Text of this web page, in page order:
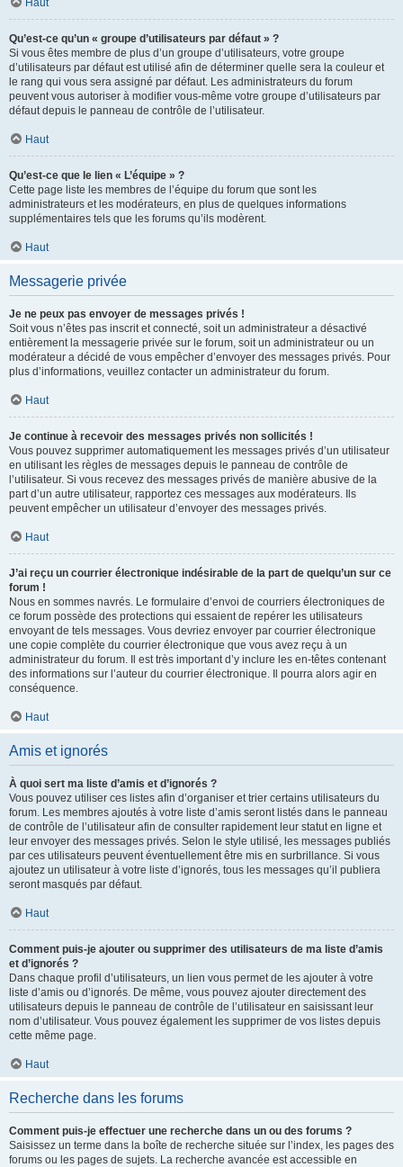
Haut
Qu’est-ce qu’un « groupe d’utilisateurs par défaut » ?
Si vous êtes membre de plus d’un groupe d’utilisateurs, votre groupe
d’utilisateurs par défaut est utilisé afin de déterminer quelle sera la couleur et
le rang qui vous sera assigné par défaut. Les administrateurs du forum
peuvent vous autoriser à modifier vous-même votre groupe d’utilisateurs par
défaut depuis le panneau de contrôle de l’utilisateur.
Haut
Qu’est-ce que le lien « L’équipe » ?
Cette page liste les membres de l’équipe du forum que sont les
administrateurs et les modérateurs, en plus de quelques informations
supplémentaires tels que les forums qu’ils modèrent.
Haut
Messagerie privée
Je ne peux pas envoyer de messages privés !
Soit vous n’êtes pas inscrit et connecté, soit un administrateur a désactivé
entièrement la messagerie privée sur le forum, soit un administrateur ou un
modérateur a décidé de vous empêcher d’envoyer des messages privés. Pour
plus d’informations, veuillez contacter un administrateur du forum.
Haut
Je continue à recevoir des messages privés non sollicités !
Vous pouvez supprimer automatiquement les messages privés d’un utilisateur
en utilisant les règles de messages depuis le panneau de contrôle de
l’utilisateur. Si vous recevez des messages privés de manière abusive de la
part d’un autre utilisateur, rapportez ces messages aux modérateurs. Ils
peuvent empêcher un utilisateur d’envoyer des messages privés.
Haut
J’ai reçu un courrier électronique indésirable de la part de quelqu’un sur ce
forum !
Nous en sommes navrés. Le formulaire d’envoi de courriers électroniques de
ce forum possède des protections qui essaient de repérer les utilisateurs
envoyant de tels messages. Vous devriez envoyer par courrier électronique
une copie complète du courrier électronique que vous avez reçu à un
administrateur du forum. Il est très important d’y inclure les en-têtes contenant
des informations sur l’auteur du courrier électronique. Il pourra alors agir en
conséquence.
Haut
Amis et ignorés
À quoi sert ma liste d’amis et d’ignorés ?
Vous pouvez utiliser ces listes afin d’organiser et trier certains utilisateurs du
forum. Les membres ajoutés à votre liste d’amis seront listés dans le panneau
de contrôle de l’utilisateur afin de consulter rapidement leur statut en ligne et
leur envoyer des messages privés. Selon le style utilisé, les messages publiés
par ces utilisateurs peuvent éventuellement être mis en surbrillance. Si vous
ajoutez un utilisateur à votre liste d’ignorés, tous les messages qu’il publiera
seront masqués par défaut.
Haut
Comment puis-je ajouter ou supprimer des utilisateurs de ma liste d’amis
et d’ignorés ?
Dans chaque profil d’utilisateurs, un lien vous permet de les ajouter à votre
liste d’amis ou d’ignorés. De même, vous pouvez ajouter directement des
utilisateurs depuis le panneau de contrôle de l’utilisateur en saisissant leur
nom d’utilisateur. Vous pouvez également les supprimer de vos listes depuis
cette même page.
Haut
Recherche dans les forums
Comment puis-je effectuer une recherche dans un ou des forums ?
Saisissez un terme dans la boîte de recherche située sur l’index, les pages des
forums ou les pages de sujets. La recherche avancée est accessible en